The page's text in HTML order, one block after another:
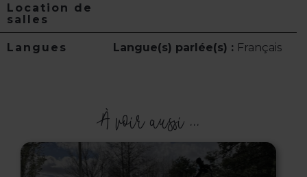
Location de
salles
Langues Langue(s) parlée(s) : Français
À voir aussi ...